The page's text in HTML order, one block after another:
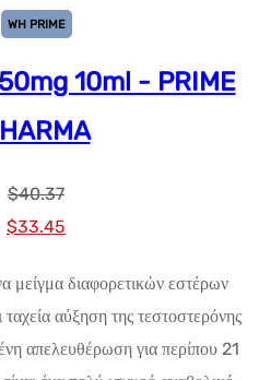
WH PRIME
10ml - PRIME
$40.37
Αρχική
$40.37.
$33.45
τιμή
είναι:
$33.45.
μείγμα διαφορετικών εστέρων
αύξηση της τεστοστερόνης
απελευθέρωση για περίπου 21